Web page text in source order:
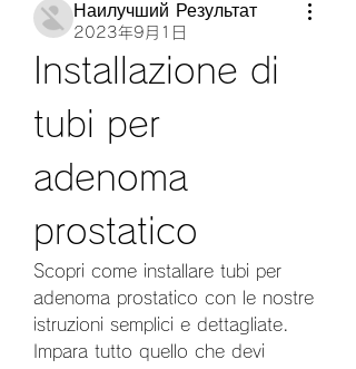
Наилучший Результат
2023年9月1日
Installazione di
tubi per
adenoma
prostatico
Scopri come installare tubi per
adenoma prostatico con le nostre
istruzioni semplici e dettagliate.
Impara tutto quello che devi